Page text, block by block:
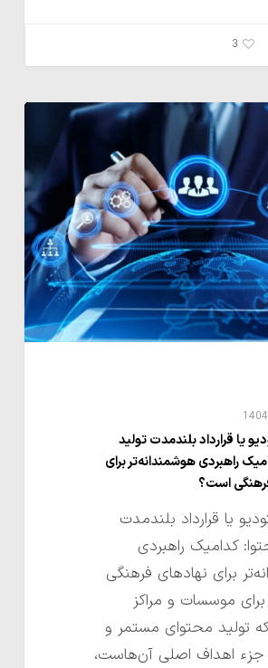
3
یا قرارداد بلندمدت تولید
راهبردی هوشمندانه‌تر برای
است؟
یا قرارداد بلندمدت
کدامیک راهبردی
برای نهادهای فرهنگی
موسسات و مراکز
تولید محتوای مستمر و
جزء اهداف اصلی آن‌هاست،